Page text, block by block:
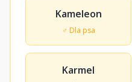
Kameleon
♂ Dla psa
Karmel